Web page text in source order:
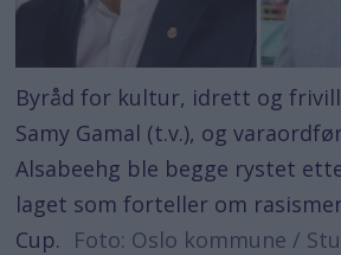
Byråd for kultur, idrett og
Samy Gamal (t.v.), og
Alsabeehg ble begge rystet
laget som forteller om
Cup. Foto: Oslo kommune /